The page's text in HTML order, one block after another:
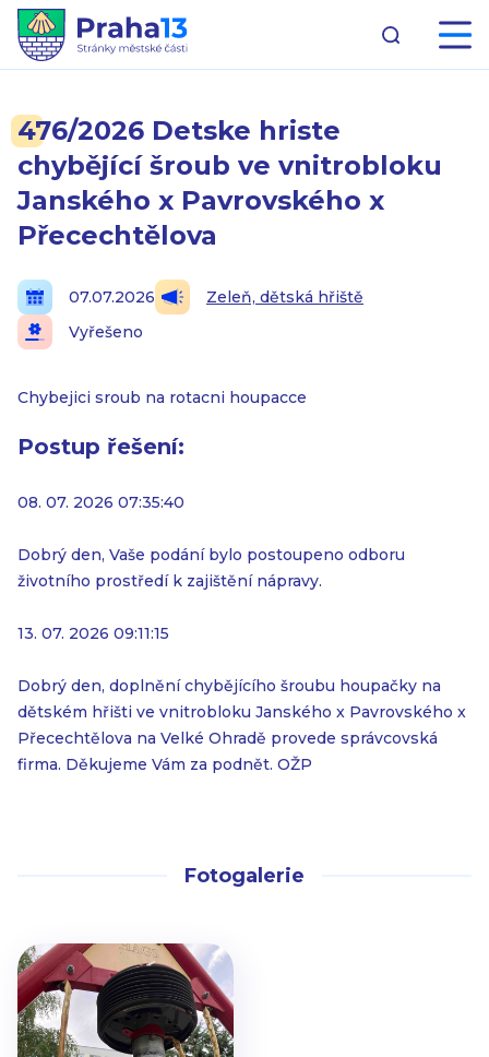
476/2026 Detske hriste
chybějící šroub ve vnitrobloku
Janského x Pavrovského x
Přecechtělova
07.07.2026
Zeleň, dětská hřiště
Vyřešeno
Chybejici sroub na rotacni houpacce
Postup řešení:
08. 07. 2026 07:35:40
Dobrý den, Vaše podání bylo postoupeno odboru
životního prostředí k zajištění nápravy.
13. 07. 2026 09:11:15
Dobrý den, doplnění chybějícího šroubu houpačky na
dětském hřišti ve vnitrobloku Janského x Pavrovského x
Přecechtělova na Velké Ohradě provede správcovská
firma. Děkujeme Vám za podnět. OŽP
Fotogalerie